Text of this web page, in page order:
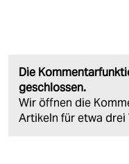
Die
geschlossen.
Wir öffnen die
Artikeln für etwa drei